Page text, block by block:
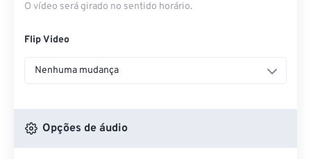
O vídeo será girado no sentido horário.
Flip Video
Nenhuma mudança
Opções de áudio